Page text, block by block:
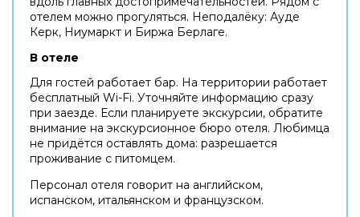
отелем можно прогуляться. Неподалёку: Ауде
Керк, Ниумаркт и Биржа Берлаге.
В отеле
Для гостей работает бар. На территории работает
бесплатный Wi-Fi. Уточняйте информацию сразу
при заезде. Если планируете экскурсии, обратите
внимание на экскурсионное бюро отеля. Любимца
не придётся оставлять дома: разрешается
проживание с питомцем.
Персонал отеля говорит на английском,
испанском, итальянском и французском.